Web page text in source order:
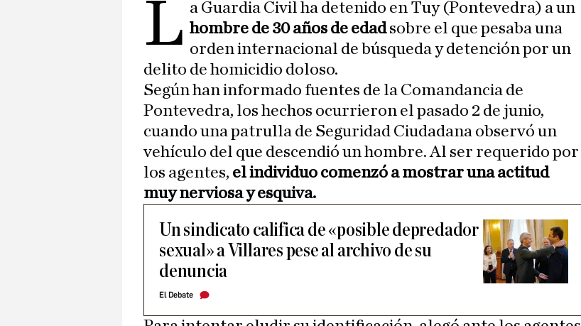
L a Guardia Civil ha detenido en Tuy (Pontevedra) a un
hombre de 30 años de edadsobre el que pesaba una
orden internacional de búsqueda y detención por un
delito de homicidio doloso.
Según han informado fuentes de la Comandancia de
Pontevedra, los hechos ocurrieron el pasado 2 de junio,
cuando una patrulla de Seguridad Ciudadana observó un
vehículo del que descendió un hombre. Al ser requerido por
los agentes, el individuo comenzó a mostrar una actitud
muy nerviosa y esquiva.
Un sindicato califica de «posible depredador
sexual» a Villares pese al archivo de su
denuncia
El Debate